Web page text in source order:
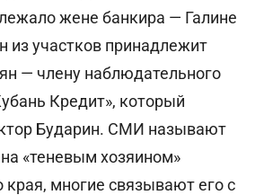
жене банкира — Галине
из участков принадлежит
— члену наблюдательного
Кредит», который
Бударин. СМИ называют
«теневым хозяином»
края, многие связывают его с